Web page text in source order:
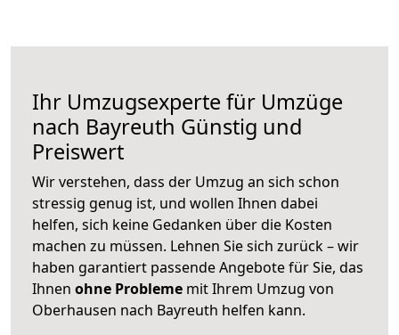
Ihr Umzugsexperte für Umzüge
nach Bayreuth Günstig und
Preiswert
Wir verstehen, dass der Umzug an sich schon
stressig genug ist, und wollen Ihnen dabei
helfen, sich keine Gedanken über die Kosten
machen zu müssen. Lehnen Sie sich zurück – wir
haben garantiert passende Angebote für Sie, das
Ihnen ohne Probleme mit Ihrem Umzug von
Oberhausen nach Bayreuth helfen kann.